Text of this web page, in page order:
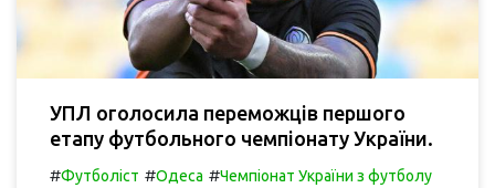
УПЛ оголосила переможців першого
етапу футбольного чемпіонату України.
#Футболіст #Одеса #Чемпіонат України з футболу